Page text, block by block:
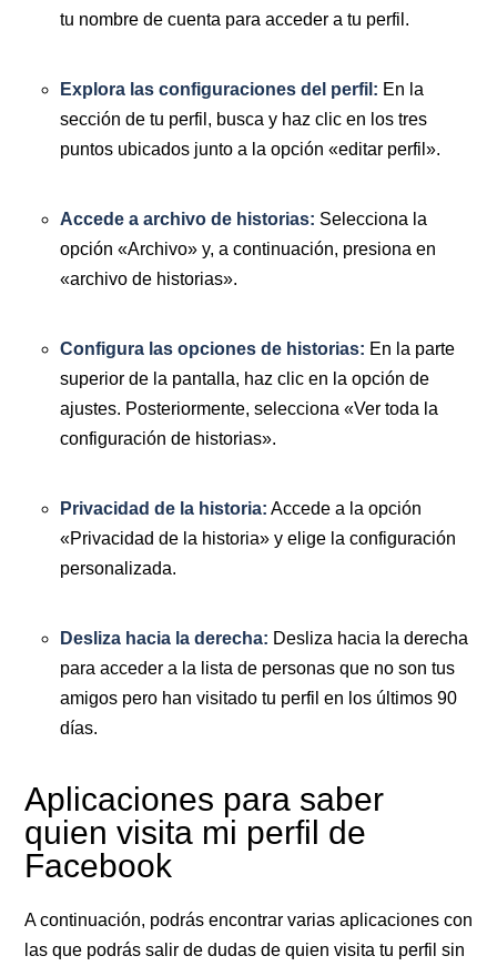
tu nombre de cuenta para acceder a tu perfil.
Explora las configuraciones del perfil: En la
sección de tu perfil, busca y haz clic en los tres
puntos ubicados junto a la opción «editar perfil».
Accede a archivo de historias: Selecciona la
opción «Archivo» y, a continuación, presiona en
«archivo de historias».
Configura las opciones de historias: En la parte
superior de la pantalla, haz clic en la opción de
ajustes. Posteriormente, selecciona «Ver toda la
configuración de historias».
Privacidad de la historia: Accede a la opción
«Privacidad de la historia» y elige la configuración
personalizada.
Desliza hacia la derecha: Desliza hacia la derecha
para acceder a la lista de personas que no son tus
amigos pero han visitado tu perfil en los últimos 90
días.
Aplicaciones para saber
quien visita mi perfil de
Facebook
A continuación, podrás encontrar varias aplicaciones con
las que podrás salir de dudas de quien visita tu perfil sin